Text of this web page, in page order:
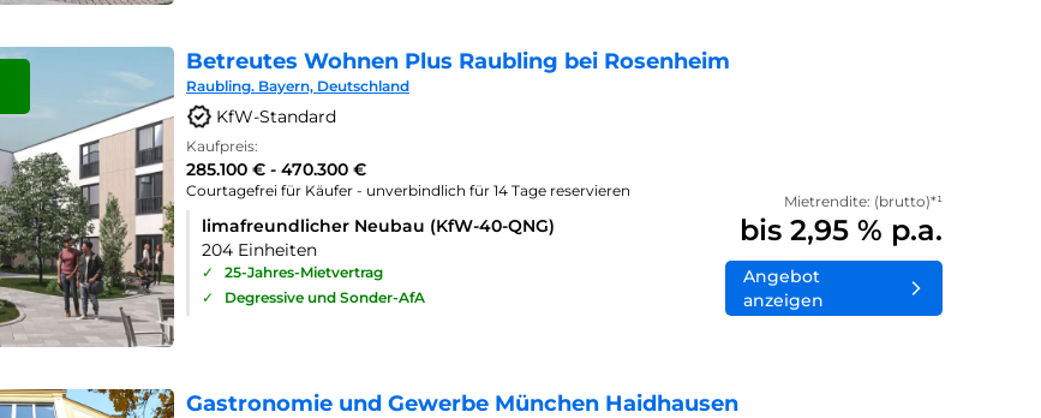
Betreutes Wohnen Plus Raubling bei Rosenheim
Raubling. Bayern, Deutschland
KfW-Standard
Kaufpreis:
285.100 € - 470.300 €
Courtagefrei für Käufer - unverbindlich für 14 Tage reservieren
limafreundlicher Neubau (KfW-40-QNG)
204 Einheiten
✓
25-Jahres-Mietvertrag
✓
Degressive und Sonder-AfA
Mietrendite: (brutto)*¹
bis 2,95 % p.a.
Angebot
anzeigen
Gastronomie und Gewerbe München Haidhausen